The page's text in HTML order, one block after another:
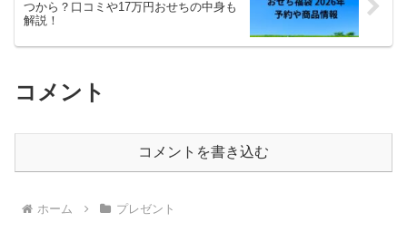
つから？口コミや17万円おせちの中身も
解説！
コメント
コメントを書き込む
ホーム プレゼント